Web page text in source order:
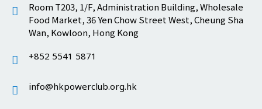
Room T203, 1/F, Administration Building, Wholesale
Food Market, 36 Yen Chow Street West, Cheung Sha
Wan, Kowloon, Hong Kong
+852 5541 5871
info@hkpowerclub.org.hk